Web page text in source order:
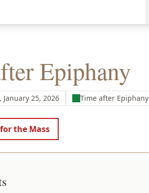
of South Florida
Epiphany
January 25, 2026 Time after Epiphany
the Mass